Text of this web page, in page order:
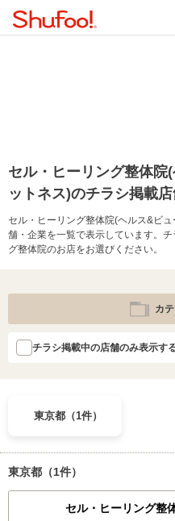
セル・ヒーリング整体院
ットネス)のチラシ掲載
セル・ヒーリング整体院(ヘルス&ビ
舗・企業を一覧で表示しています。
グ整体院のお店をお選びください。
カ
チラシ掲載中の店舗のみ表示す
東京都（1件）
東京都（1件）
セル・ヒーリング整